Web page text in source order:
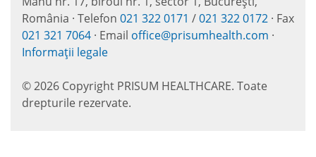
România · Telefon 021 322 0171 /021 322 0172 · Fax
021 321 7064 · Email office@prisumhealth.com ·
Informații legale
© 2026 Copyright PRISUM HEALTHCARE. Toate
drepturile rezervate.